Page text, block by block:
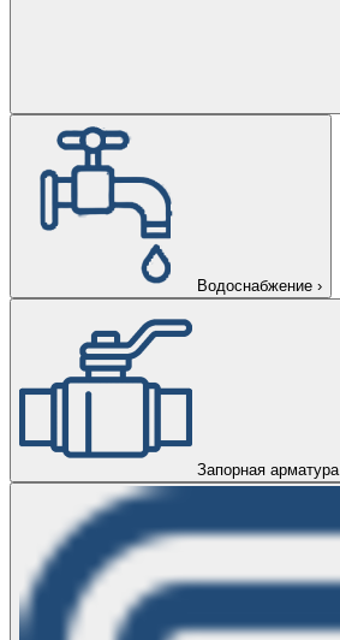
Водоснабжение ›
Запорная арматура